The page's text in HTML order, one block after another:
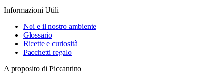
Informazioni Utili
Noi e il nostro ambiente
Glossario
Ricette e curiosità
Pacchetti regalo
A proposito di Piccantino